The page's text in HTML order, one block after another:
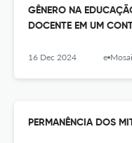
GÊNERO NA
DOCENTE EM UM
16 Dec 2024 e-
PERMANÊNCIA DOS